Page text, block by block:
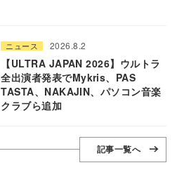
ニュース 2026.8.2
【ULTRA JAPAN 2026】ウルトラ
全出演者発表でMykris、PAS
TASTA、NAKAJIN、パソコン音楽
クラブら追加
記事一覧へ